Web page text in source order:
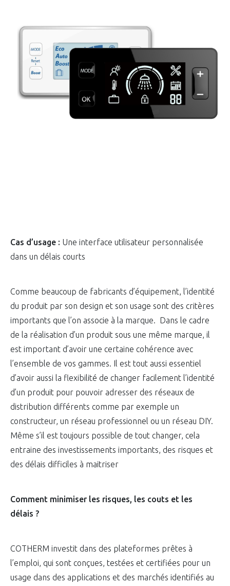
Cas d’usage : Une interface utilisateur personnalisée
dans un délais courts
Comme beaucoup de fabricants d’équipement, l’identité
du produit par son design et son usage sont des critères
importants que l’on associe à la marque. Dans le cadre
de la réalisation d’un produit sous une même marque, il
est important d’avoir une certaine cohérence avec
l’ensemble de vos gammes. Il est tout aussi essentiel
d’avoir aussi la flexibilité de changer facilement l’identité
d’un produit pour pouvoir adresser des réseaux de
distribution différents comme par exemple un
constructeur, un réseau professionnel ou un réseau DIY.
Même s’il est toujours possible de tout changer, cela
entraine des investissements importants, des risques et
des délais difficiles à maitriser
Comment minimiser les risques, les couts et les
délais ?
COTHERM investit dans des plateformes prêtes à
l’emploi, qui sont conçues, testées et certifiées pour un
usage dans des applications et des marchés identifiés au